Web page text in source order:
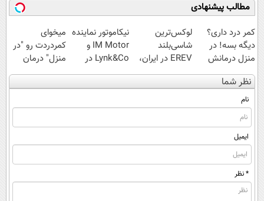
مطالب پیشنهادی
کمر درد داری؟
دیگه بسه! در
منزل درمانش
کن
(◀پرسش‌نامه)
لوکس‌ترین
شاسی‌بلند
EREV در ایران،
توسط نیکا موتور
رونمایی شد!
نیکاموتور نماینده
IM Motor و
Lynk&Co در
ایران
میخوای
کمردردت رو "در
منزل" درمان
کنی؟ (◂فیلم +
◂پرسش‌نامه)
نظر شما
نام
ایمیل
* نظر